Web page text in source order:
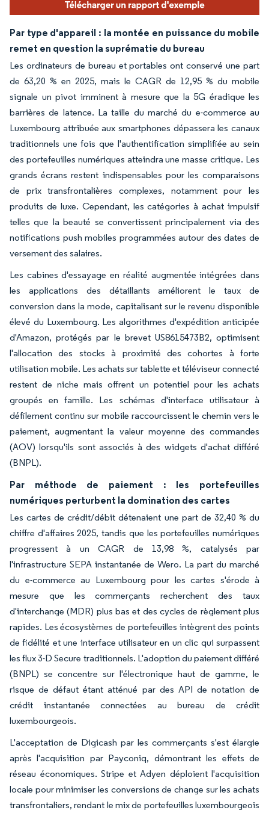
Par type d'appareil : la montée en puissance du mobile
remet en question la suprématie du bureau
Les ordinateurs de bureau et portables ont conservé une part
de 63,20 % en 2025, mais le CAGR de 12,95 % du mobile
signale un pivot imminent à mesure que la 5G éradique les
barrières de latence. La taille du marché du e-commerce au
Luxembourg attribuée aux smartphones dépassera les canaux
traditionnels une fois que l'authentification simplifiée au sein
des portefeuilles numériques atteindra une masse critique. Les
grands écrans restent indispensables pour les comparaisons
de prix transfrontalières complexes, notamment pour les
produits de luxe. Cependant, les catégories à achat impulsif
telles que la beauté se convertissent principalement via des
notifications push mobiles programmées autour des dates de
versement des salaires.
Les cabines d'essayage en réalité augmentée intégrées dans
les applications des détaillants améliorent le taux de
conversion dans la mode, capitalisant sur le revenu disponible
élevé du Luxembourg. Les algorithmes d'expédition anticipée
d'Amazon, protégés par le brevet US8615473B2, optimisent
l'allocation des stocks à proximité des cohortes à forte
utilisation mobile. Les achats sur tablette et téléviseur connecté
restent de niche mais offrent un potentiel pour les achats
groupés en famille. Les schémas d'interface utilisateur à
défilement continu sur mobile raccourcissent le chemin vers le
paiement, augmentant la valeur moyenne des commandes
(AOV) lorsqu'ils sont associés à des widgets d'achat différé
(BNPL).
Par méthode de paiement : les portefeuilles
numériques perturbent la domination des cartes
Les cartes de crédit/débit détenaient une part de 32,40 % du
chiffre d'affaires 2025, tandis que les portefeuilles numériques
progressent à un CAGR de 13,98 %, catalysés par
l'infrastructure SEPA instantanée de Wero. La part du marché
du e-commerce au Luxembourg pour les cartes s'érode à
mesure que les commerçants recherchent des taux
d'interchange (MDR) plus bas et des cycles de règlement plus
rapides. Les écosystèmes de portefeuilles intègrent des points
de fidélité et une interface utilisateur en un clic qui surpassent
les flux 3-D Secure traditionnels. L'adoption du paiement différé
(BNPL) se concentre sur l'électronique haut de gamme, le
risque de défaut étant atténué par des API de notation de
crédit instantanée connectées au bureau de crédit
luxembourgeois.
L'acceptation de Digicash par les commerçants s'est élargie
après l'acquisition par Payconiq, démontrant les effets de
réseau économiques. Stripe et Adyen déploient l'acquisition
locale pour minimiser les conversions de change sur les achats
transfrontaliers, rendant le mix de portefeuilles luxembourgeois